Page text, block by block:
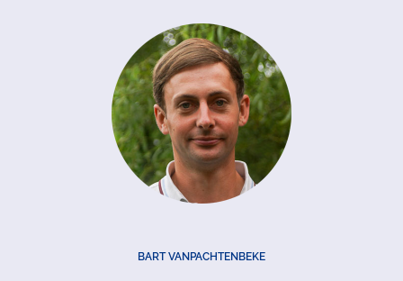
BART VANPACHTENBEKE